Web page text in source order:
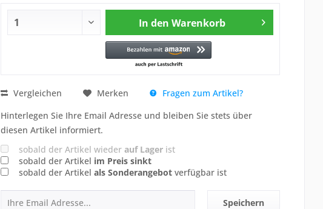
In den Warenkorb
Vergleichen Merken
Fragen zum Artikel?
Hinterlegen Sie Ihre Email Adresse und bleiben Sie stets über
diesen Artikel informiert.
sobald der Artikel wieder auf Lagerist
sobald der Artikel im Preis sinkt
sobald der Artikel als Sonderangebotverfügbar ist
Speichern